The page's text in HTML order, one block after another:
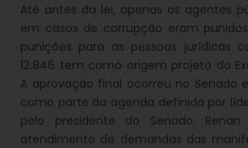
Até antes da lei, apenas os agentes
em casos de corrupção eram
punições para as pessoas jurídicas
12.846 tem como origem projeto do
A aprovação final ocorreu no Senado
como parte da agenda definida por
pelo presidente do Senado, Renan
atendimento de demandas das